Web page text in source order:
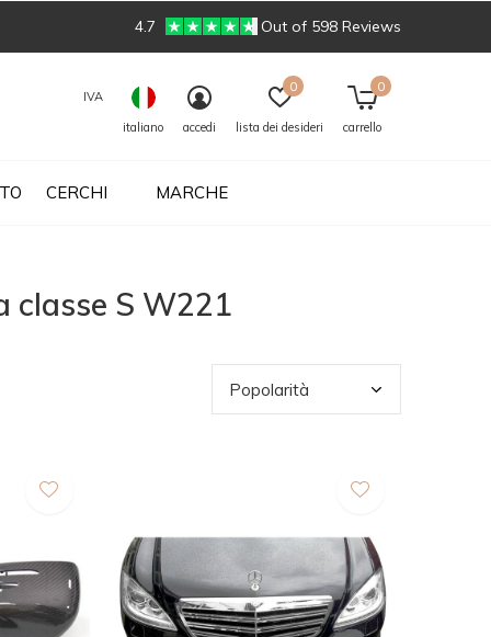
CERCHI MARCHE
IVA
italiano
accedi lista dei desideri
0
carrello
0
4.7 Out of 598 Reviews
classe S W221